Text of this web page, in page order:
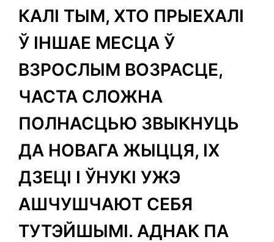
КАЛІ ТЫМ, ХТО ПРЫЕХАЛІ
Ў ІНШАЕ МЕСЦА Ў
ВЗРОСЛЫМ ВОЗРАСЦЕ,
ЧАСТА СЛОЖНА
ПОЛНАСЦЬЮ ЗВЫКНУЦЬ
ДА НОВАГА ЖЫЦЦЯ, ІХ
ДЗЕЦІ І ЎНУКІ УЖЭ
АШЧУШЧАЮТ СЕБЯ
ТУТЭЙШЫМІ. АДНАК ПА